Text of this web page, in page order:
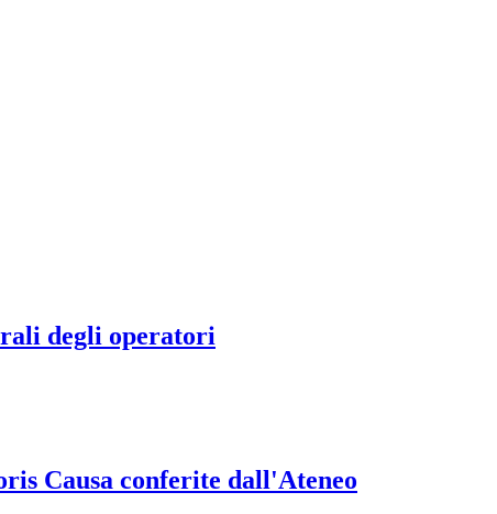
degli operatori
Causa conferite dall'Ateneo